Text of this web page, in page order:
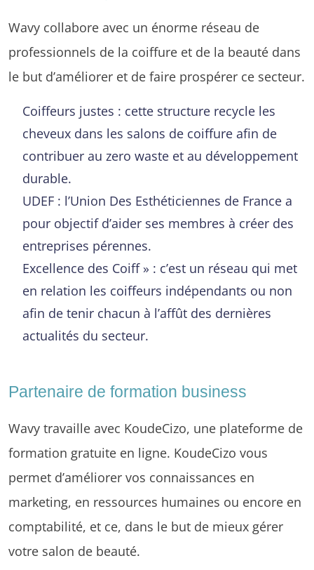
Wavy collabore avec un énorme réseau de
professionnels de la coiffure et de la beauté dans
le but d’améliorer et de faire prospérer ce secteur.
Coiffeurs justes : cette structure recycle les
cheveux dans les salons de coiffure afin de
contribuer au zero waste et au développement
durable.
UDEF : l’Union Des Esthéticiennes de France a
pour objectif d’aider ses membres à créer des
entreprises pérennes.
Excellence des Coiff » : c’est un réseau qui met
en relation les coiffeurs indépendants ou non
afin de tenir chacun à l’affût des dernières
actualités du secteur.
Partenaire de formation business
Wavy travaille avec KoudeCizo, une plateforme de
formation gratuite en ligne. KoudeCizo vous
permet d’améliorer vos connaissances en
marketing, en ressources humaines ou encore en
comptabilité, et ce, dans le but de mieux gérer
votre salon de beauté.